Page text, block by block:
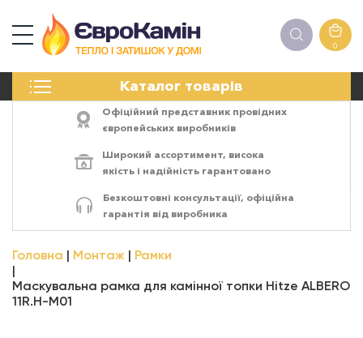
0
Каталог товарів
ПЕЧІ
ЕЛЕКТРОКАМІНИ
АКСЕСУАРИ
Офіційний представник провідних
європейських виробників
Широкий ассортимент, висока
якість і надійність гарантовано
Безкоштовні консультації, офіційна
гарантія від виробника
Головна Монтаж Рамки
Маскувальна рамка для камінної топки Hitze ALBERO
11R.H-М01